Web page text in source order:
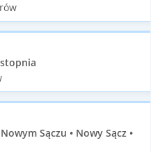
Sączu • Nowy Sącz •